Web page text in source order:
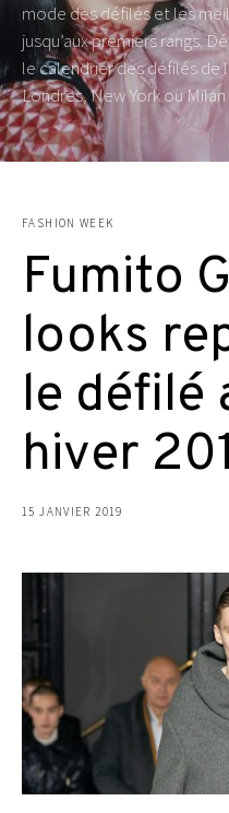
mode des défilés et les
jusqu’aux premiers rangs.
le calendrier des défilés de
Londres, New York ou
FASHION WEEK
Fumito
looks
le défilé
hiver
15 JANVIER 2019